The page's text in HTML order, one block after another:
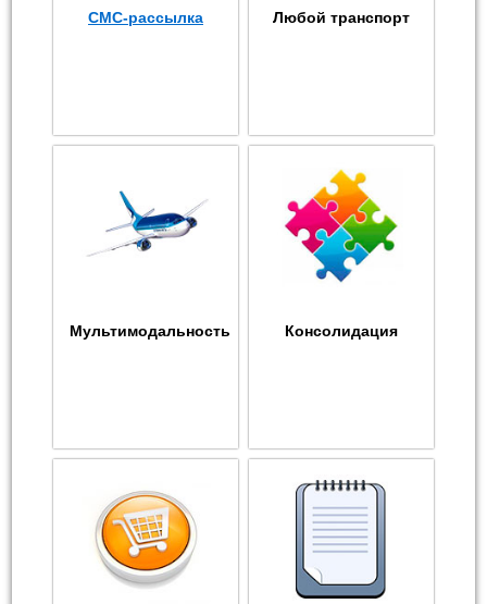
СМС-рассылка Любой транспорт
Мультимодальность Консолидация